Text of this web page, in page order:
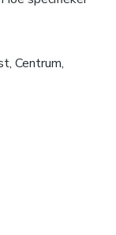
Centrum,